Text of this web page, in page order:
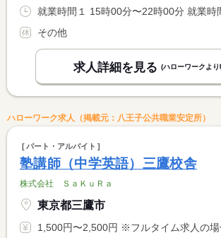
その他
求人詳細を見る (ハローワークより
ハローワーク求人（掲載元：八王子公共職業安定所）
パート・アルバイト
塾講師（中学英語）三鷹校舎
株式会社 ＳａＫｕＲａ
東京都三鷹市
1,500円〜2,500円 ※フルタイム求人の場合は月額（換算額）、パート求人の場合